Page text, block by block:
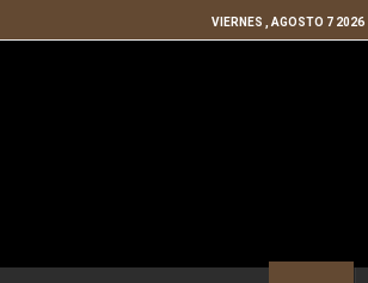
VIERNES , AGOSTO 7 2026